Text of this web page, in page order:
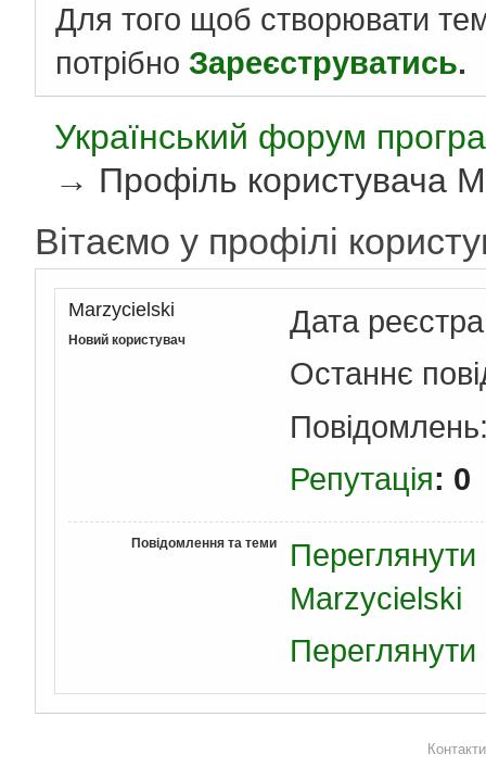
Для того щоб створювати
потрібно Зареєструватись.
Український форум
→ Профіль користувача
Вітаємо у профілі
Marzycielski
Новий користувач
Дата
Останнє
Репутація: 0
Повідомлення та теми
Переглянути
Marzycielski
Переглянути